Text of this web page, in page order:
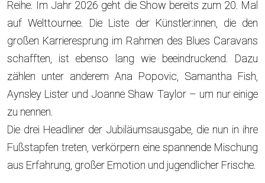
Reihe. Im Jahr 2026 geht die Show bereits zum 20. Mal
auf Welttournee. Die Liste der Künstler:innen, die den
großen Karrieresprung im Rahmen des Blues Caravans
schafften, ist ebenso lang wie beeindruckend. Dazu
zählen unter anderem Ana Popovic, Samantha Fish,
Aynsley Lister und Joanne Shaw Taylor – um nur einige
zu nennen.
Die drei Headliner der Jubiläumsausgabe, die nun in ihre
Fußstapfen treten, verkörpern eine spannende Mischung
aus Erfahrung, großer Emotion und jugendlicher Frische.